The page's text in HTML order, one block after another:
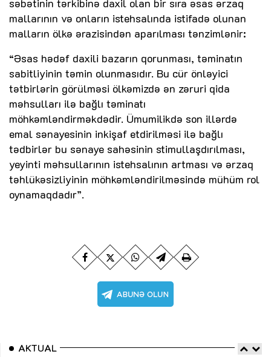
səbətinin tərkibinə daxil olan bir sıra əsas ərzaq
mallarının və onların istehsalında istifadə olunan
malların ölkə ərazisindən aparılması tənzimlənir:
“Əsas hədəf daxili bazarın qorunması, təminatın
sabitliyinin təmin olunmasıdır. Bu cür önləyici
tətbirlərin görülməsi ölkəmizdə ən zəruri qida
məhsulları ilə bağlı təminatı
möhkəmləndirməkdədir. Ümumilikdə son illərdə
emal sənayesinin inkişaf etdirilməsi ilə bağlı
tədbirlər bu sənaye sahəsinin stimullaşdırılması,
yeyinti məhsullarının istehsalının artması və ərzaq
təhlükəsizliyinin möhkəmləndirilməsində mühüm rol
oynamaqdadır”.
AKTUAL